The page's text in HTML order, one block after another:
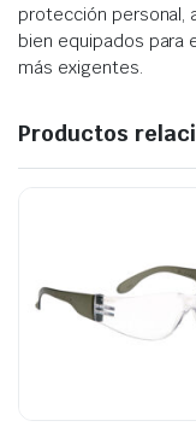
protección personal,
bien equipados para
más exigentes.
Productos